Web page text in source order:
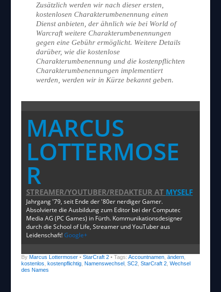
Zusätzlich werden wir nach dieser ersten,
kostenlosen Charakterumbenennung einen
Dienst anbieten, der ähnlich wie bei World of
Warcraft weitere Charakterumbenennungen
gegen eine Gebühr ermöglicht. Weitere Details
darüber, wie die kostenlose
Charakterumbenennung und die kostenpflichten
Charakterumbenennungen implementiert
werden, werden wir in Kürze bekannt geben.
MARCUS
LOTTERMOSE
R
STREAMER/YOUTUBER/REDAKTEUR AT MYSELF
Jahrgang '79, seit Ende der '80er nerdiger Gamer.
Absolvierte die Ausbildung zum Editor bei der Computec
Media AG (PC Games) in Fürth. Kommunikationsdesigner
durch die School of Life, Streamer und YouTuber aus
Leidenschaft!Google+
By Marcus Lottermoser• StarCraft 2 • Tags: Accountnamen, ändern,
kostenlos kostenpflichtig, Namenswechsel, SC2, StarCraft 2, Wechsel
des Names